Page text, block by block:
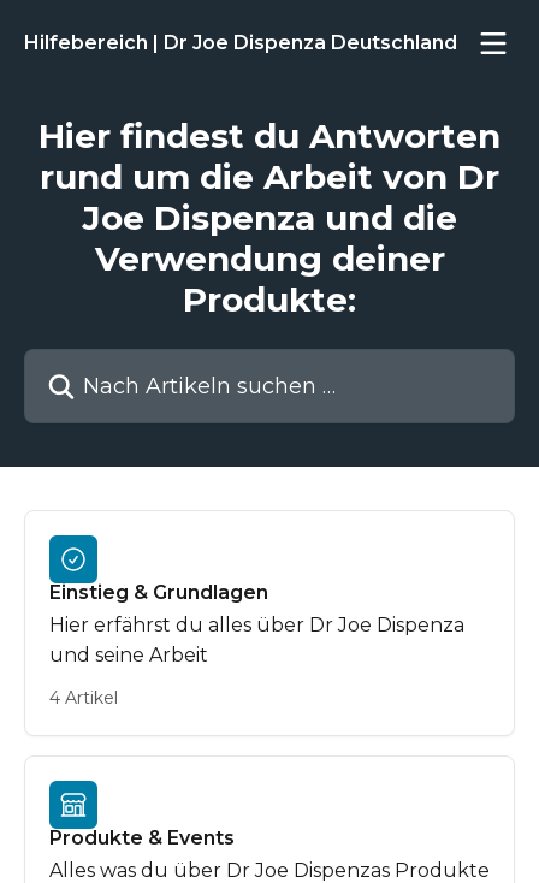
Hilfebereich | Dr Joe Dispenza Deutschland
Hier findest du Antworten
rund um die Arbeit von Dr
Joe Dispenza und die
Verwendung deiner
Produkte:
Nach Artikeln suchen …
Einstieg & Grundlagen
Hier erfährst du alles über Dr Joe Dispenza
und seine Arbeit
4 Artikel
Produkte & Events
Alles was du über Dr Joe Dispenzas Produkte